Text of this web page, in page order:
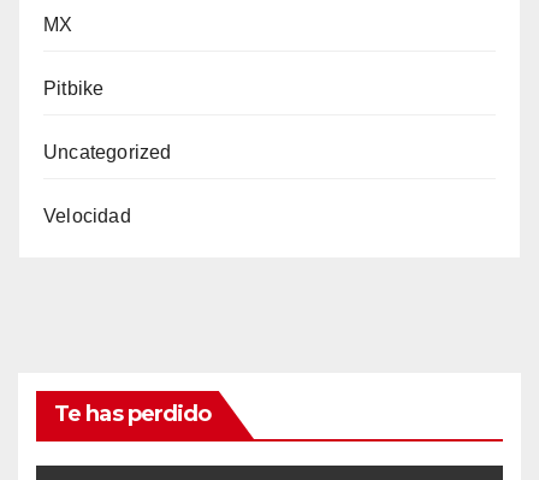
MX
Pitbike
Uncategorized
Velocidad
Te has perdido